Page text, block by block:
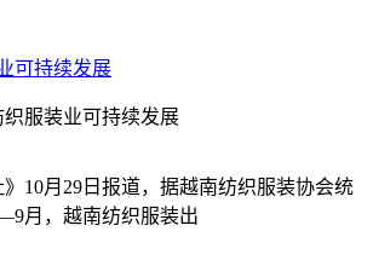
可持续发展
月29日报道，据越南纺织服装协会统
月，越南纺织服装出